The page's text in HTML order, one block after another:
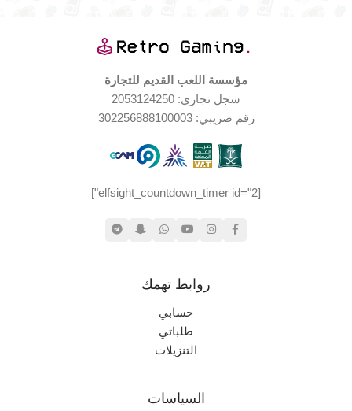
مؤسسة اللعب القديم للتجارة
سجل تجاري: 2053124250
رقم ضريبي: 302256888100003
[elfsight_countdown_timer id="2"]
روابط تهمك
حسابي
طلباتي
التنزيلات
السياسات